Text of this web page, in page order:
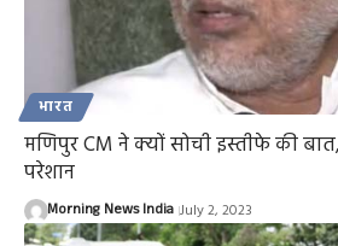
भारत
मणिपुर CM ने क्यों सोची इस्तीफे की
परेशान
Morning News India July 2, 2023